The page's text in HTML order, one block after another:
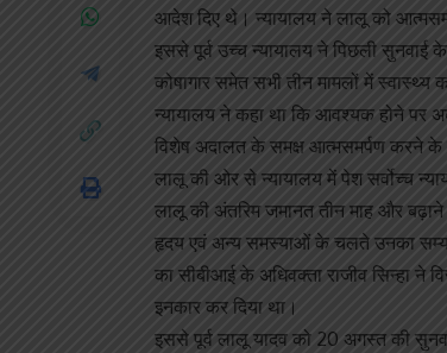
आदेश दिए थे। न्यायालय ने लालू को
इससे पूर्व उच्च न्यायालय ने पिछली सुनवाई
कोषागार समेत सभी तीन मामलों में
न्यायालय ने कहा था कि आवश्यक होने पर
विशेष अदालत के समक्ष आत्मसमर्पण करने के
लालू की ओर से न्यायालय में पेश सर्वोच्च
लालू की अंतरिम जमानत तीन माह और
हृदय एवं अन्य समस्याओं के चलते उनका
का सीबीआई के अधिवक्ता राजीव सिन्हा ने
इनकार कर दिया था।
इससे पूर्व लालू यादव को 20 अगस्त की